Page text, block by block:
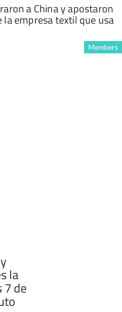
a China y apostaron
empresa textil que usa
Members
la
7 de